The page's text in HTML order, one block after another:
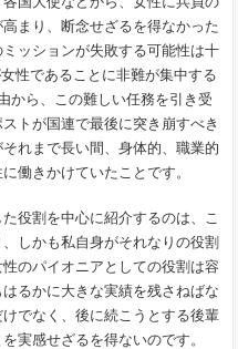
まり、断念せざるを得なかった
ッションが失敗する可能性は十
性であることに非難が集中する
から、この難しい任務を引き受
トが国連で最後に突き崩すべき
れまで長い間、身体的、職業的
働きかけていたことです。
役割を中心に紹介するのは、こ
しかも私自身がそれなりの役割
のパイオニアとしての役割は容
るかに大きな実績を残さねばな
でなく、後に続こうとする後輩
実感せざるを得ないのです。